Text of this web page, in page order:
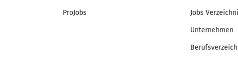
ProJobs Jobs
Unternehmen